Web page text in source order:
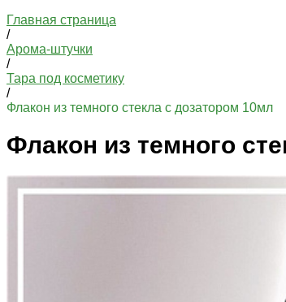
Главная страница
/
Арома-штучки
/
Тара под косметику
/
Флакон из темного стекла с дозатором 10мл
Флакон из темного